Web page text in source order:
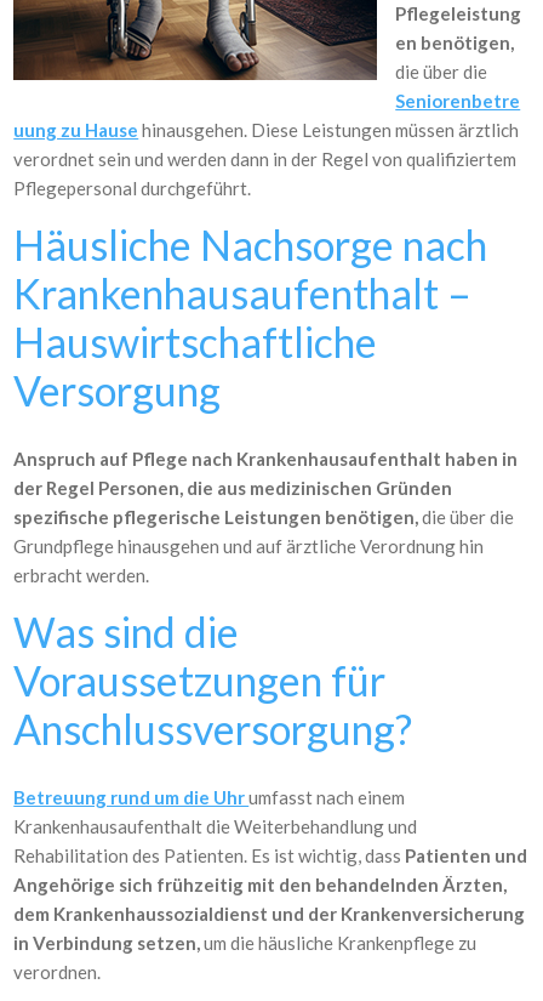
Pflegeleistung
en benötigen,
die über die
Seniorenbetre
uung zu Hause hinausgehen. Diese Leistungen müssen ärztlich
verordnet sein und werden dann in der Regel von qualifiziertem
Pflegepersonal durchgeführt.
Häusliche Nachsorge nach
Krankenhausaufenthalt –
Hauswirtschaftliche
Versorgung
Anspruch auf Pflege nach Krankenhausaufenthalt haben in
der Regel Personen, die aus medizinischen Gründen
spezifische pflegerische Leistungen benötigen,die über die
Grundpflege hinausgehen und auf ärztliche Verordnung hin
erbracht werden.
Was sind die
Voraussetzungen für
Anschlussversorgung?
Betreuung rund um die Uhrumfasst nach einem
Krankenhausaufenthalt die Weiterbehandlung und
Rehabilitation des Patienten. Es ist wichtig, dass Patienten und
Angehörige sich frühzeitig mit den behandelnden Ärzten,
dem Krankenhaussozialdienst und der Krankenversicherung
in Verbindung setzen,um die häusliche Krankenpflege zu
verordnen.